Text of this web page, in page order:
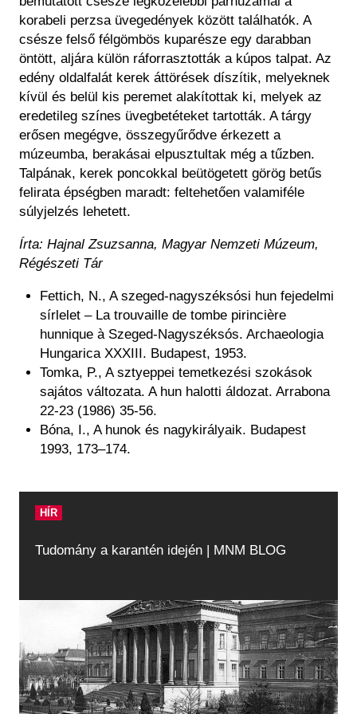
korabeli perzsa üvegedények között találhatók. A
csésze felső félgömbös kuparésze egy darabban
öntött, aljára külön ráforrasztották a kúpos talpat. Az
edény oldalfalát kerek áttörések díszítik, melyeknek
kívül és belül kis peremet alakítottak ki, melyek az
eredetileg színes üvegbetéteket tartották. A tárgy
erősen megégve, összegyűrődve érkezett a
múzeumba, berakásai elpusztultak még a tűzben.
Talpának, kerek poncokkal beütögetett görög betűs
felirata épségben maradt: feltehetően valamiféle
súlyjelzés lehetett.
Írta: Hajnal Zsuzsanna, Magyar Nemzeti Múzeum,
Régészeti Tár
Fettich, N., A szeged-nagyszéksósi hun fejedelmi
sírlelet – La trouvaille de tombe pirincière
hunnique à Szeged-Nagyszéksós. Archaeologia
Hungarica XXXIII. Budapest, 1953.
Tomka, P., A sztyeppei temetkezési szokások
sajátos változata. A hun halotti áldozat. Arrabona
22-23 (1986) 35-56.
Bóna, I., A hunok és nagykirályaik. Budapest
1993, 173–174.
HÍR
Tudomány a karantén idején | MNM BLOG